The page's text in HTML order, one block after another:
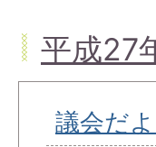
平成27
議会だ